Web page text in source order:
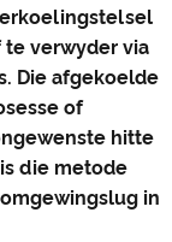
verwyder via
Die afgekoelde
of
hitte
die metode
in